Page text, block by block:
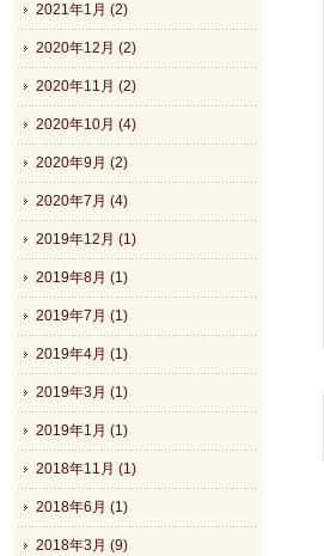
2021年1月 (2)
2020年12月 (2)
2020年11月 (2)
2020年10月 (4)
2020年9月 (2)
2020年7月 (4)
2019年12月 (1)
2019年8月 (1)
2019年7月 (1)
2019年4月 (1)
2019年3月 (1)
2019年1月 (1)
2018年11月 (1)
2018年6月 (1)
2018年3月 (9)